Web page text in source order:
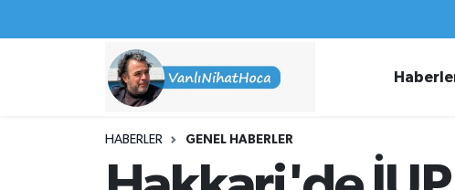
HABERLER GENEL HABERLER
Haberler
İş İlanları
İpekyolu Nöbetçi Eczaneler
İpekyolu Trafik Yoğunluk Haritası